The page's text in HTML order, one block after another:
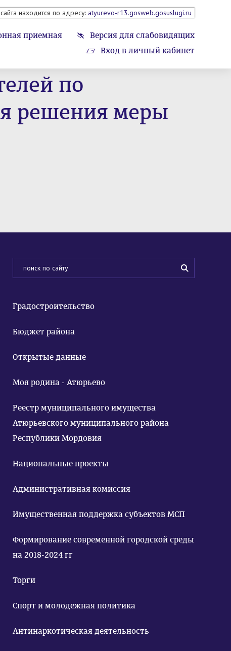
находится по адресу: atyurevo-r13.gosweb.gosuslugi.ru
приемная
Версия для слабовидящих
Вход в личный кабинет
по
решения меры
Градостроительство
Бюджет района
Открытые данные
Моя родина - Атюрьево
Реестр муниципального имущества
Атюрьевского муниципального района
Республики Мордовия
Национальные проекты
Административная комиссия
Имущественная поддержка субъектов МСП
Формирование современной городской среды
на 2018-2024 гг
Торги
Спорт и молодежная политика
Антинаркотическая деятельность